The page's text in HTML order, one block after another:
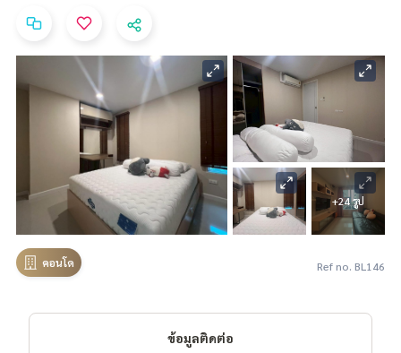
+24 รูป
คอนโด Ref no. BL146
ข้อมูลติดต่อ